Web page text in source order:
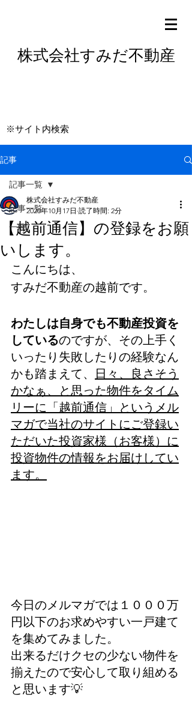
株式会社すみだ不動産
※サイト内検索
記事
記事一覧
一般
記事一覧
【越前通信】の登録をお願
いします。
株式会社すみだ不動産
2020年10月17日 読了時間: 2分
こんにちは、
すみだ不動産の越前です。
わたしは自身でも不動産投資を
しているのですが、その上手く
いったり失敗したりの経験なん
かも踏まえて、 日々、良さそう
かなぁ、と思った物件をタイム
リーに「越前通信」というメル
マガで当社のサイトにご登録い
ただいた投資家様（お客様）に
投資物件の情報をお届けしてい
ます。
今日のメルマガでは１０００万
円以下のお求めやすい一戸建て
を集めてみました。
出来るだけクセの少ない物件を
揃えたので安心して取り組める
と思います💡